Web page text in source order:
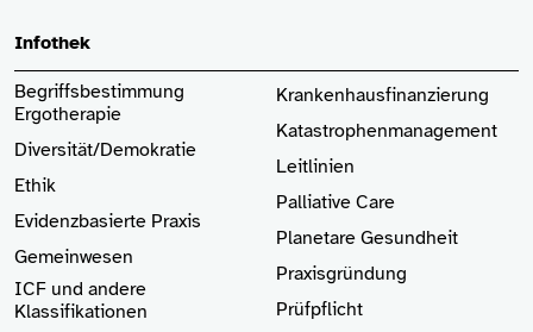
Infothek
Begriffsbestimmung
Ergotherapie
Diversität/Demokratie
Ethik
Evidenzbasierte Praxis
Gemeinwesen
ICF und andere
Klassifikationen
Krankenhaus­finanzierung
Katastrophenmanagement
Leitlinien
Palliative Care
Planetare Gesundheit
Praxisgründung
Prüfpflicht